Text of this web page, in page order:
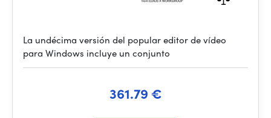
La undécima versión del popular editor de vídeo
para Windows incluye un conjunto
361.79 €